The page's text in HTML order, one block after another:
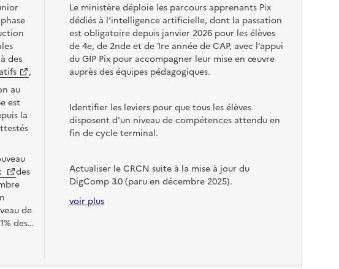
des
,
au
est
la
des
de
des
au-
Le ministère déploie les parcours apprenants Pix
dédiés à l’intelligence artificielle, dont la passation
est obligatoire depuis janvier 2026 pour les élèves
de 4e, de 2nde et de 1re année de CAP, avec l’appui
du GIP Pix pour accompagner leur mise en œuvre
auprès des équipes pédagogiques.
Identifier les leviers pour que tous les élèves
disposent d'un niveau de compétences attendu en
fin de cycle terminal.
Actualiser le CRCN suite à la mise à jour du
DigComp 3.0 (paru en décembre 2025).
voir plus